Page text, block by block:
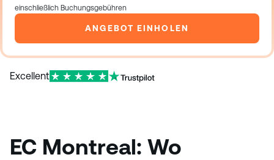
einschließlich Buchungsgebühren
ANGEBOT EINHOLEN
Excellent
EC Montreal: Wo